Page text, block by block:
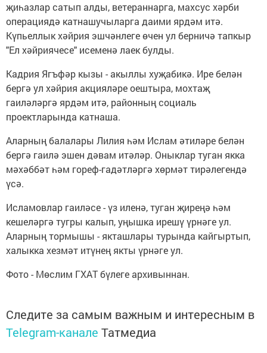
җиһазлар сатып алды, ветераннарга, махсус хәрби
операциядә катнашучыларга даими ярдәм итә.
Күпьеллык хәйрия эшчәнлеге өчен ул берничә тапкыр
"Ел хәйриячесе" исеменә лаек булды.
Кадрия Ягъфәр кызы - акыллы хуҗабикә. Ире белән
бергә ул хәйрия акцияләре оештыра, мохтаҗ
гаиләләргә ярдәм итә, районның социаль
проектларында катнаша.
Аларның балалары Лилия һәм Ислам әтиләре белән
бергә гаилә эшен дәвам итәләр. Оныклар туган якка
мәхәббәт һәм гореф-гадәтләргә хөрмәт тирәлегендә
үсә.
Исламовлар гаиләсе - үз иленә, туган җиреңә һәм
кешеләргә тугры калып, уңышка ирешү үрнәге ул.
Аларның тормышы - якташлары турында кайгыртып,
халыкка хезмәт итүнең якты үрнәге ул.
Фото - Мөслим ГХАТ бүлеге архивыннан.
Следите за самым важным и интересным в
Telegram-канале Татмедиа